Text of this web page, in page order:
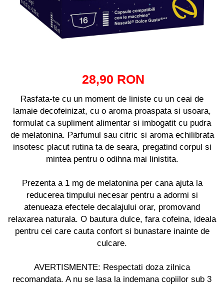
28,90 RON
Rasfata-te cu un moment de liniste cu un ceai de
lamaie decofeinizat, cu o aroma proaspata si usoara,
formulat ca supliment alimentar si imbogatit cu pudra
de melatonina. Parfumul sau citric si aroma echilibrata
insotesc placut rutina ta de seara, pregatind corpul si
mintea pentru o odihna mai linistita.
Prezenta a 1 mg de melatonina per cana ajuta la
reducerea timpului necesar pentru a adormi si
atenueaza efectele decalajului orar, promovand
relaxarea naturala. O bautura dulce, fara cofeina, ideala
pentru cei care cauta confort si bunastare inainte de
culcare.
AVERTISMENTE: Respectati doza zilnica
recomandata. A nu se lasa la indemana copiilor sub 3